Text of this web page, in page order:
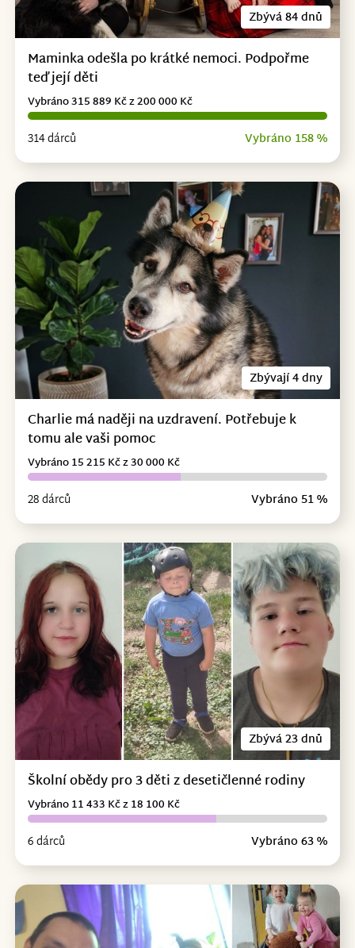
Zbývá 84 dnů
Maminka odešla po krátké nemoci. Podpořme
teď její děti
314 dárců Vybráno 158 %
Vybráno 315 889 Kč z 200 000 Kč
Zbývají 4 dny
Charlie má naději na uzdravení. Potřebuje k
tomu ale vaši pomoc
28 dárců Vybráno 51 %
Vybráno 15 215 Kč z 30 000 Kč
Zbývá 23 dnů
Školní obědy pro 3 děti z desetičlenné rodiny
6 dárců Vybráno 63 %
Vybráno 11 433 Kč z 18 100 Kč